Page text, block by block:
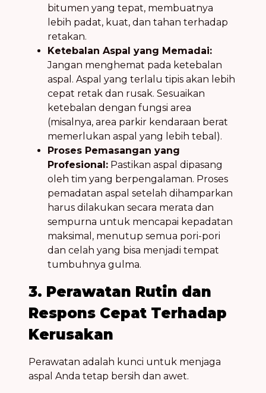
bitumen yang tepat, membuatnya
lebih padat, kuat, dan tahan terhadap
retakan.
Ketebalan Aspal yang Memadai:
Jangan menghemat pada ketebalan
aspal. Aspal yang terlalu tipis akan lebih
cepat retak dan rusak. Sesuaikan
ketebalan dengan fungsi area
(misalnya, area parkir kendaraan berat
memerlukan aspal yang lebih tebal).
Proses Pemasangan yang
Profesional: Pastikan aspal dipasang
oleh tim yang berpengalaman. Proses
pemadatan aspal setelah dihamparkan
harus dilakukan secara merata dan
sempurna untuk mencapai kepadatan
maksimal, menutup semua pori-pori
dan celah yang bisa menjadi tempat
tumbuhnya gulma.
3. Perawatan Rutin dan
Respons Cepat Terhadap
Kerusakan
Perawatan adalah kunci untuk menjaga
aspal Anda tetap bersih dan awet.